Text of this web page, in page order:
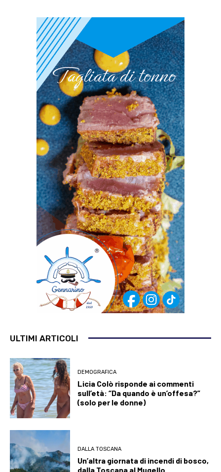
ULTIMI ARTICOLI
DEMOGRAFICA
Licia Colò risponde ai commenti
sull’età: “Da quando è un’offesa?”
(solo per le donne)
DALLA TOSCANA
Un’altra giornata di incendi di bosco,
dalla Toscana al Mugello